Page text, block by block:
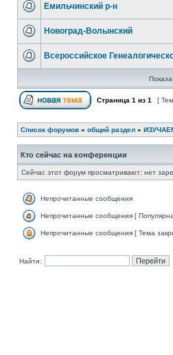
Емильчинский р-н
Новоград-Волынский
Всероссийское
Страница 1 из 1 [
Список форумов » общий раздел »
Кто сейчас на конференции
Сейчас этот форум просматривают: нет
Непрочитанные сообщения
Непрочитанные сообщения [
Непрочитанные сообщения [ Тема
Найти: